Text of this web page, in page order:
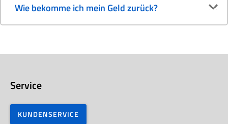
Wie bekomme ich mein Geld zurück?
Service
KUNDENSERVICE